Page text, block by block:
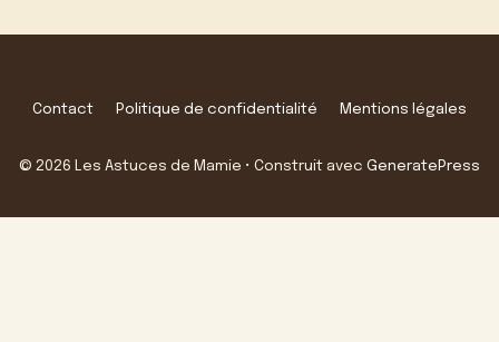
Contact Politique de confidentialité Mentions légales
© 2026 Les Astuces de Mamie • Construit avec GeneratePress